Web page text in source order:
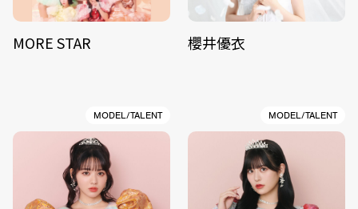
MORE STAR 櫻井優衣
MODEL/TALENT MODEL/TALENT